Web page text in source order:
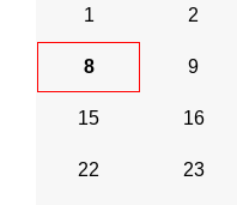
1 2
8 9
15 16
22 23